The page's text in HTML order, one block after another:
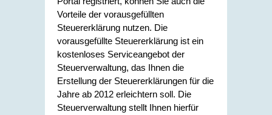
Vorteile der vorausgefüllten
Steuererklärung nutzen. Die
vorausgefüllte Steuererklärung ist ein
kostenloses Serviceangebot der
Steuerverwaltung, das Ihnen die
Erstellung der Steuererklärungen für die
Jahre ab 2012 erleichtern soll. Die
Steuerverwaltung stellt Ihnen hierfür